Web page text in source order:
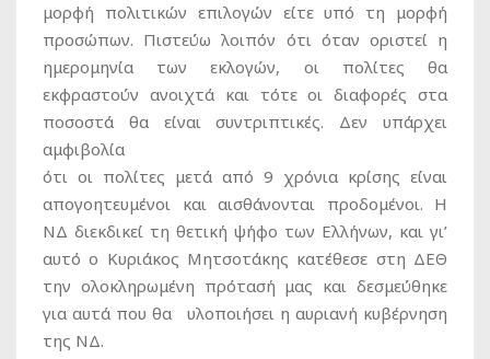
μορφή πολιτικών επιλογών είτε υπό τη μορφή
προσώπων. Πιστεύω λοιπόν ότι όταν οριστεί η
ημερομηνία των εκλογών, οι πολίτες θα
εκφραστούν ανοιχτά και τότε οι διαφορές στα
ποσοστά θα είναι συντριπτικές. Δεν υπάρχει
αμφιβολία
ότι οι πολίτες μετά από 9 χρόνια κρίσης είναι
απογοητευμένοι και αισθάνονται προδομένοι. Η
ΝΔ διεκδικεί τη θετική ψήφο των Ελλήνων, και γι’
αυτό ο Κυριάκος Μητσοτάκης κατέθεσε στη ΔΕΘ
την ολοκληρωμένη πρότασή μας και δεσμεύθηκε
για αυτά που θα υλοποιήσει η αυριανή κυβέρνηση
της ΝΔ.